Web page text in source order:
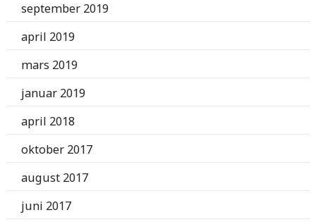
september 2019
april 2019
mars 2019
januar 2019
april 2018
oktober 2017
august 2017
juni 2017